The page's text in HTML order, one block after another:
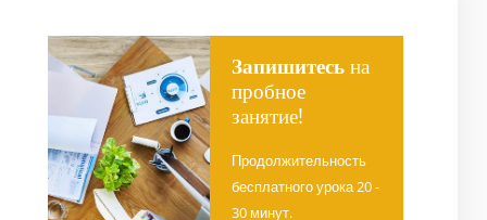
Запишитесьна
пробное
занятие!
Продолжительность
бесплатного урока 20 -
30 минут.